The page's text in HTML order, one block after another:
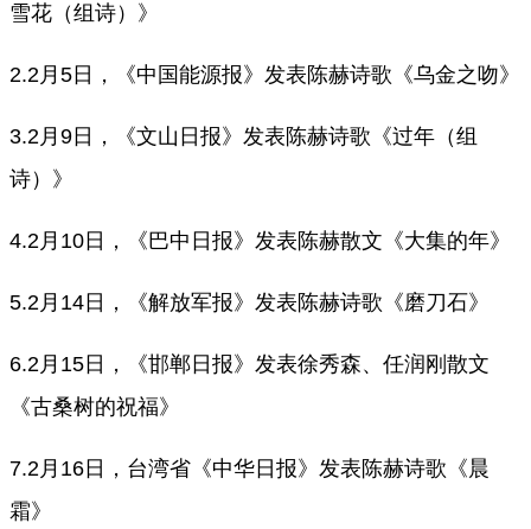
雪花（组诗）》
2.2月5日，《中国能源报》发表陈赫诗歌《乌金之吻》
3.2月9日，《文山日报》发表陈赫诗歌《过年（组
诗）》
4.2月10日，《巴中日报》发表陈赫散文《大集的年》
5.2月14日，《解放军报》发表陈赫诗歌《磨刀石》
6.2月15日，《邯郸日报》发表徐秀森、任润刚散文
《古桑树的祝福》
7.2月16日，台湾省《中华日报》发表陈赫诗歌《晨
霜》